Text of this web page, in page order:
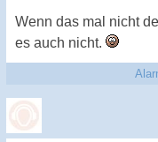
Wenn das mal nicht
es auch nicht.